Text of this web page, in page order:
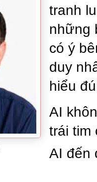
tranh
những
có ý
duy
hiểu
AI
trái tim
AI đến